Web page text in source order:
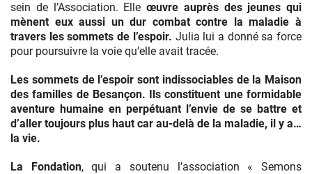
sein de l’Association. Elle œuvre auprès des jeunes qui
mènent eux aussi un dur combat contre la maladie à
travers les sommets de l’espoir. Julia lui a donné sa force
pour poursuivre la voie qu’elle avait tracée.
Les sommets de l’espoir sont indissociables de la Maison
des familles de Besançon. Ils constituent une formidable
aventure humaine en perpétuant l’envie de se battre et
d’aller toujours plus haut car au-delà de la maladie, il y a…
la vie.
La Fondation, qui a soutenu l’association « Semons